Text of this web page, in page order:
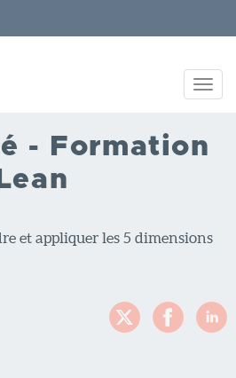
- Formation
et appliquer les 5 dimensions